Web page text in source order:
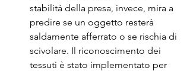
stabilità della presa, invece, mira a
predire se un oggetto resterà
saldamente afferrato o se rischia di
scivolare. Il riconoscimento dei
tessuti è stato implementato per